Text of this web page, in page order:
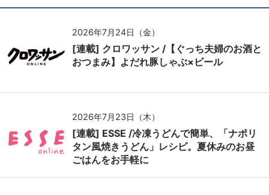
2026年7月24日（金）
[連載] クロワッサン /【ぐっち夫婦のお酒と
おつまみ】よだれ豚しゃぶ×ビール
2026年7月23日（木）
[連載] ESSE /冷凍うどんで簡単、「ナポリ
タン風焼きうどん」レシピ。夏休みのお昼
ごはんをお手軽に